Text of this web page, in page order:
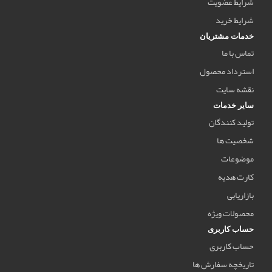
شرایط خرید
خدمات مشتریان
تماس با ما
استرداد محصول
نقشه سایت
سایر خدمات
تولید کنندگان
شخصیت ها
موضوعات
کارت هدیه
بازاریابی
محصولات ویژه
حساب کاربری
حساب کاربری
تاریخچه سفارش ها